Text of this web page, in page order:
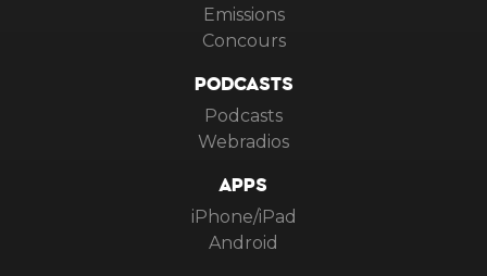
Emissions
Concours
PODCASTS
Podcasts
Webradios
APPS
iPhone/iPad
Android